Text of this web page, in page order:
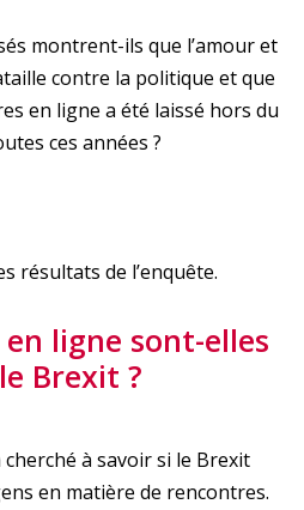
montrent-ils que l’amour et
contre la politique et que
en ligne a été laissé hors du
ces années ?
résultats de l’enquête.
ligne sont-elles
Brexit ?
à savoir si le Brexit
en matière de rencontres.